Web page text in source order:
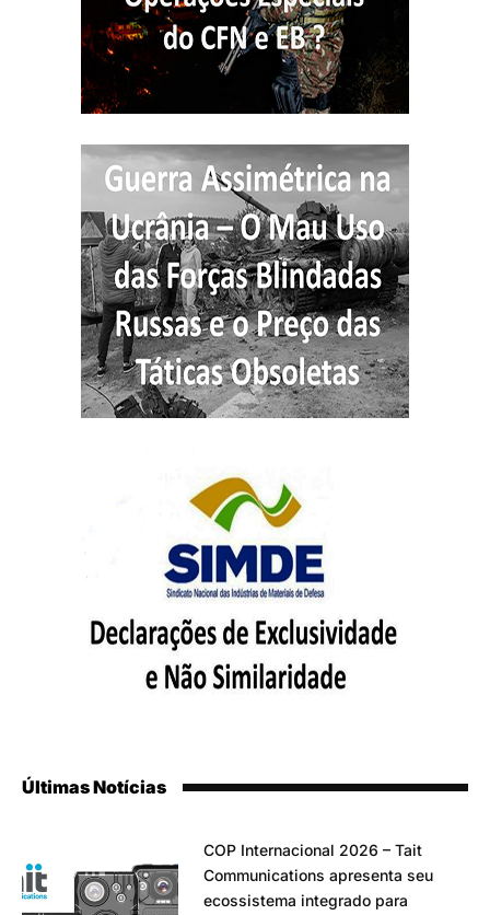
Últimas Notícias
COP Internacional 2026 – Tait
Communications apresenta seu
ecossistema integrado para